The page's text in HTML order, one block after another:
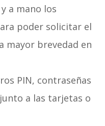
a mano los
poder solicitar el
mayor brevedad en
PIN, contraseñas
a las tarjetas o